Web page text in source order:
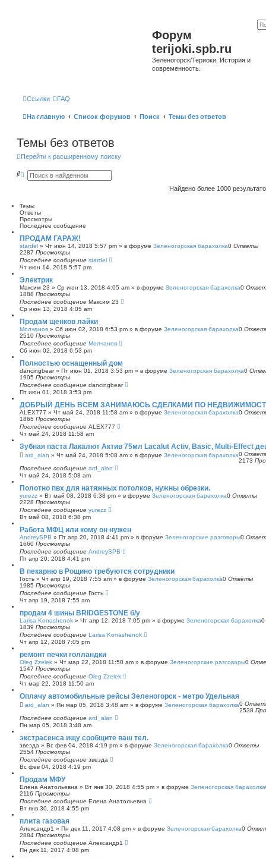
Форум
terijoki.spb.ru
Зеленогорск/Териоки. История и
современность.
Ссылки FAQ
На главную Список форумов Поиск Темы без ответов
Темы без ответов
Перейти к расширенному поиску
П Р
р
е
н
н
ы
й
п
о
и
к
Найдено более 1000
Темы
Ответы
Просмотры
Последнее сообщение
ПРОДАМ ГАРАЖ!
stardel » Чт июн 14, 2018 5:57 pm » в форуме Зеленогорская барахолка0 Ответы
2287 Просмотры
Последнее сообщение stardel
Чт июн 14, 2018 5:57 pm
Электрик
Максим 23 » Ср июн 13, 2018 4:05 am » в форуме Зеленогорская барахолка0
1888 Просмотры
Последнее сообщение Максим 23
Ср июн 13, 2018 4:05 am
Продам щенков лайки
Молчанов » Сб июн 02, 2018 6:53 pm » в форуме Зеленогорская барахолка0
2510 Просмотры
Последнее сообщение Молчанов
Сб июн 02, 2018 6:53 pm
Полностью оснащенный дом
dancingbear» Пт июн 01, 2018 3:53 pm » в форуме Зеленогорская барахолка0
1905 Просмотры
Последнее сообщение dancingbear
Пт июн 01, 2018 3:53 pm
ДОБРЫЙ ДЕНЬ ВСЕМ ЗАНИМАЮСЬ СДЕЛКАМИ ПО
ALEX777 » Чт май 24, 2018 11:58 am » в форуме Зеленогорская барахолка0
1865 Просмотры
Последнее сообщение ALEX777
Чт май 24, 2018 11:58 am
Зубная паста Лакалют Актив 75мл Lacalut Activ, Basic, Multi-Effect
ard_alan » Чт май 24, 2018 5:08 am » в форуме Зеленогорская барахолка0
2173
Последнее сообщение ard_alan
Чт май 24, 2018 5:08 am
Полотно пвх для натяжных потолков, нужны обрезки.
yurezz » Вт май 08, 2018 6:38 pm » в форуме Зеленогорская барахолка0 Ответы
2228 Просмотры
Последнее сообщение yurezz
Вт май 08, 2018 6:38 pm
Работа МФЦ или кому он нужен
AndreySPB » Пт апр 20, 2018 4:41 pm » в форуме Зеленогорские разговоры0
1660 Просмотры
Последнее сообщение AndreySPB
Пт апр 20, 2018 4:41 pm
В пекарню в Рощино требуются сотрудники
Гость » Чт апр 19, 2018 7:55 am » в форуме Зеленогорская барахолка0 Ответы
1985 Просмотры
Последнее сообщение Гость
Чт апр 19, 2018 7:55 am
продам 4 шины BRIDGESTONE б/у
Larisa Konashenok » Чт апр 12, 2018 7:05 pm » в форуме Зеленогорская барахолка0
1839 Просмотры
Последнее сообщение Larisa Konashenok
Чт апр 12, 2018 7:05 pm
ремонт печки голландки
Oleg Zzelek » Чт мар 22, 2018 11:50 am » в форуме Зеленогорские разговоры0
1547 Просмотры
Последнее сообщение Oleg Zzelek
Чт мар 22, 2018 11:50 am
Оплачу автомобильные рейсы Зеленогорск - метро Удельная
ard_alan » Пн мар 05, 2018 3:48 am » в форуме Зеленогорская барахолка0
2538
Последнее сообщение ard_alan
Пн мар 05, 2018 3:48 am
экстрасенса ищу сообщите ваш тел.
звезда » Вс фев 04, 2018 4:19 pm » в форуме Зеленогорская барахолка0 Ответы
2554 Просмотры
Последнее сообщение звезда
Вс фев 04, 2018 4:19 pm
Продам МФУ
Елена Анатольевна » Вт янв 30, 2018 4:55 pm » в форуме Зеленогорская барахолка
2116 Просмотры
Последнее сообщение Елена Анатольевна
Вт янв 30, 2018 4:55 pm
плита газовая
Александр1 » Пн дек 11, 2017 4:08 pm » в форуме Зеленогорская барахолка0
2884 Просмотры
Последнее сообщение Александр1
Пн дек 11, 2017 4:08 pm